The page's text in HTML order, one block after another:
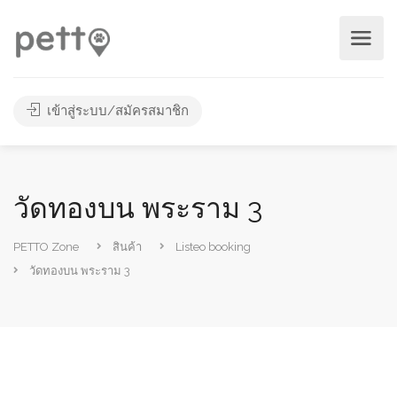
เข้าสู่ระบบ/สมัครสมาชิก
วัดทองบน พระราม 3
PETTO Zone สินค้า
Listeo booking
วัดทองบน พระราม 3